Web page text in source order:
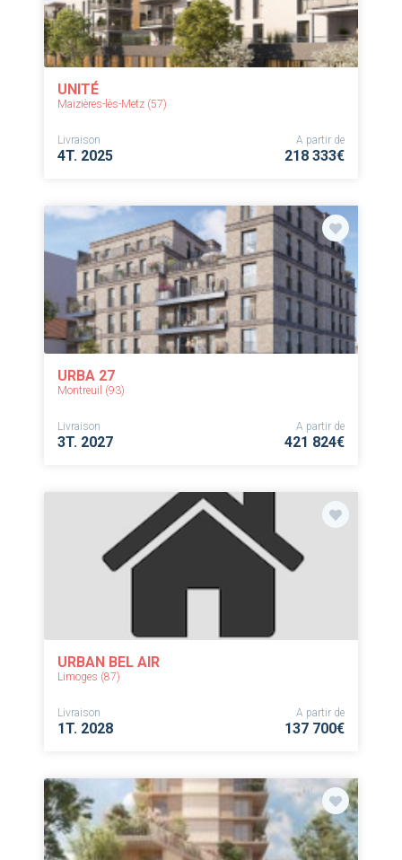
UNITÉ
Maizières-lès-Metz (57)
Livraison
4T. 2025
A partir de
218 333€
URBA 27
Montreuil (93)
Livraison
3T. 2027
A partir de
421 824€
URBAN BEL AIR
Limoges (87)
Livraison
1T. 2028
A partir de
137 700€